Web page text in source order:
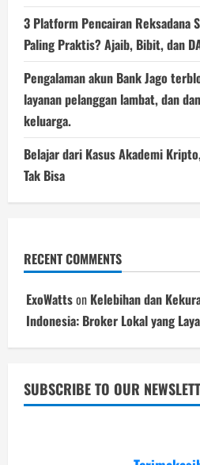
3 Platform Pencairan Reksadana
Paling Praktis? Ajaib, Bibit, dan
Pengalaman akun Bank Jago
layanan pelanggan lambat, dan
keluarga.
Belajar dari Kasus Akademi Kripto,
Tak Bisa
RECENT COMMENTS
ExoWattson Kelebihan dan
Indonesia: Broker Lokal yang
SUBSCRIBE TO OUR